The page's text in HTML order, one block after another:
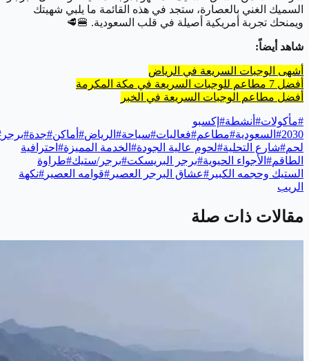
السميك الغني بالعصارة، ستجد في هذه القائمة ما يلبي شهيتك
ويمنحك تجربة أمريكية أصيلة في قلب السعودية. 🍔🥩
شاهد أيضاً:
أشهى الوجبات السريعة في الرياض
أفضل 7 مطاعم للوجبات السريعة في مكة المكرمة
أفضل مطاعم الوجبات السريعة في الخبر
#مأكولات# أنشطة# إكسبو
2030
# السعودية#مطاعم#فعاليات#سياحة# الرياض# أماكن#جدة#برجر
لحم#شارع التحلية#لحوم عالية الجودة# الخدمة المميزة# احترافية
الطاقم# الأجواء الحيوية#برجر البريسكت#برجر/ستيك#طراوة
الستيك وحجمه الكبير #عشاق البرجر العصير #قوامه العصير #نكهة
الريب
مقالات ذات صلة